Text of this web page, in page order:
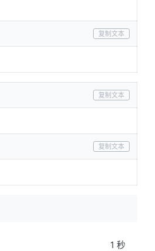
复制文本
复制文本
复制文本
1 秒